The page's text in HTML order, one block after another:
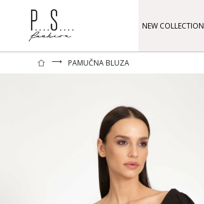
NEW COLLECTION
⟶ PAMUČNA BLUZA